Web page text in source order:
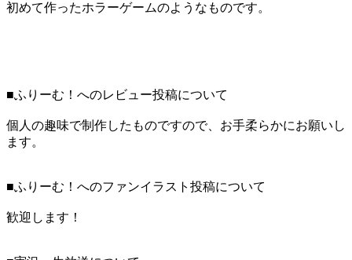
初めて作ったホラーゲームのようなものです。
■ふりーむ！へのレビュー投稿について
個人の趣味で制作したものですので、お手柔らかにお願いし
ます。
■ふりーむ！へのファンイラスト投稿について
歓迎します！